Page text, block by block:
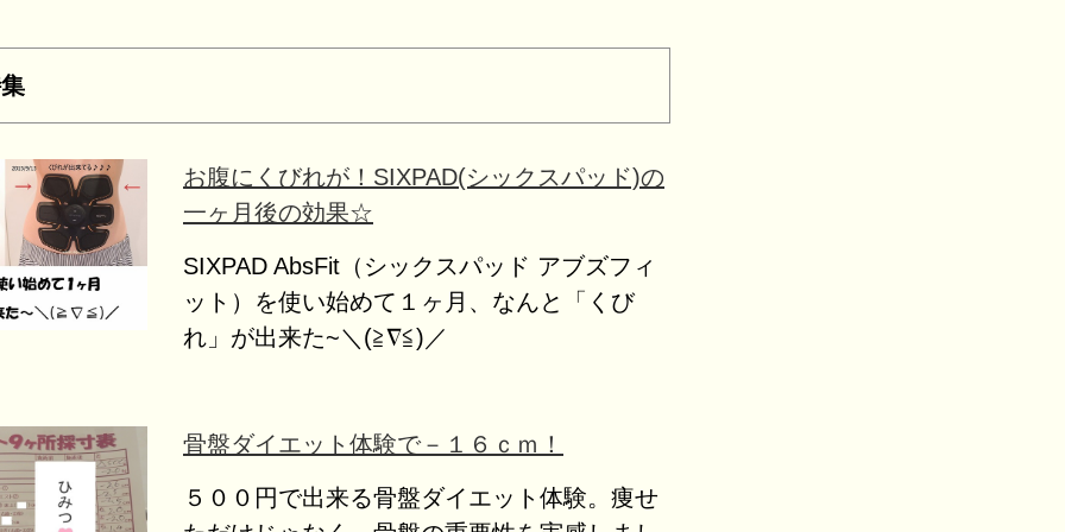
お腹にくびれが！SIXPAD(シックスパッド)の
一ヶ月後の効果☆
SIXPAD AbsFit（シックスパッド アブズフィ
ット）を使い始めて１ヶ月、なんと「くび
れ」が出来た~＼(≧∇≦)／
骨盤ダイエット体験で－１６ｃｍ！
５００円で出来る骨盤ダイエット体験。痩せ